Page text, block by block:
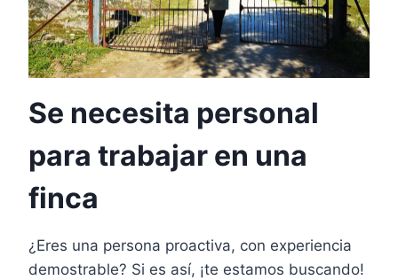
Se necesita personal
para trabajar en una
finca
¿Eres una persona proactiva, con experiencia
demostrable? Si es así, ¡te estamos buscando!